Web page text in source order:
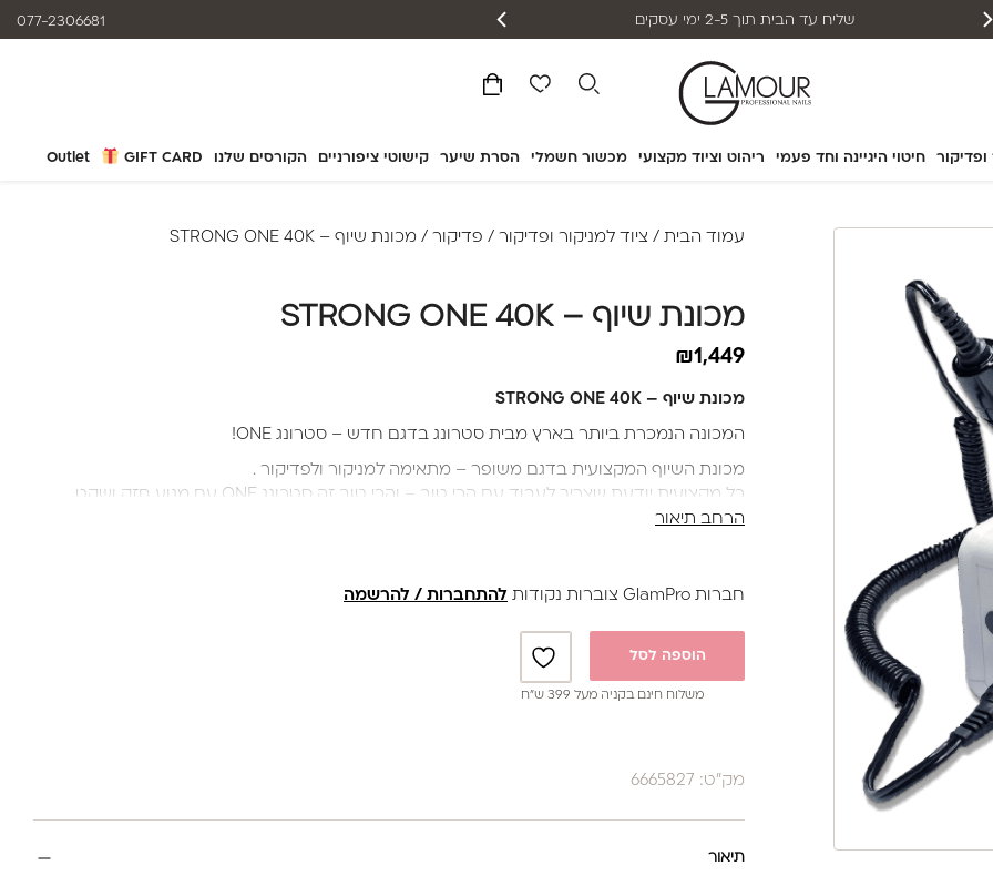
ופדיקור חיטוי היגיינה וחד פעמי ריהוט וציוד מקצועי מכשור חשמלי הסרת שיער קישוטי ציפורניים הקורסים שלנו GIFT CARD
Outlet
077-2306681 שליח עד הבית תוך 2-5 ימי עסקים
עמוד הבית / ציוד למניקור ופדיקור / פדיקור / מכונת שיוף – STRONG ONE 40K
מכונת שיוף – STRONG ONE 40K
₪1,449
מכונת שיוף – STRONG ONE 40K
המכונה הנמכרת ביותר בארץ מבית סטרונג בדגם חדש – סטרונג ONE!
מכונת השיוף המקצועית בדגם משופר – מתאימה למניקור ולפדיקור .
כל מקצועית יודעת שצריך לעבוד עם הכי טוב – והכי טוב זה סטרונג ONE עם מנוע חזק ושקט.
ידית נוחה לאחיזה – משקל הידית 162 גרם.
הרחב תיאור
חברות GlamPro צוברות נקודות להתחברות / להרשמה
הוספה לסל
משלוח חינם בקניה מעל 399 ש”ח
מק"ט: 6665827
תיאור